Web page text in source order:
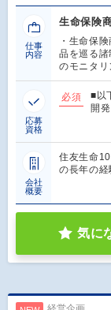
仕事
内容
生命保険
・生命保
品を巡る
のモニタ
応募
資格
必須
■以
開
会社
概要
住友生命
の長年の
気に